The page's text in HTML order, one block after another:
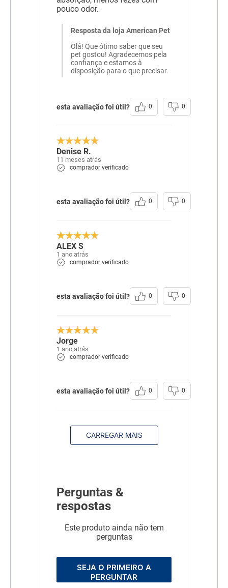
niacina (ácido nicotínico),
tiamina, ferro aminoácido
quelato, iodeto de cálcio,
manganês aminoácido
quelato, selenometionina
Transgênico Sem Transgênico
Beterraba
pouco odor.
Resposta da loja American Pet
Olá! Que ótimo saber que seu
pet gostou! Agradecemos pela
confiança e estamos à
disposição para o que precisar.
esta avaliação foi útil? 0 0
Denise R.
11 meses atrás
comprador verificado
esta avaliação foi útil? 0 0
ALEX S
1 ano atrás
comprador verificado
esta avaliação foi útil? 0 0
Jorge
1 ano atrás
comprador verificado
esta avaliação foi útil? 0 0
CARREGAR MAIS
Perguntas &
respostas
Este produto ainda não tem
perguntas
SEJA O PRIMEIRO A
PERGUNTAR